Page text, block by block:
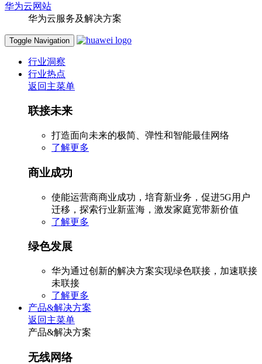
华为云网站
华为云服务及解决方案
Toggle Navigation
行业洞察
行业热点
返回主菜单
联接未来
打造面向未来的极简、弹性和智能最佳网络
了解更多
商业成功
使能运营商商业成功，培育新业务，促进5G用户
迁移，探索行业新蓝海，激发家庭宽带新价值
了解更多
绿色发展
华为通过创新的解决方案实现绿色联接，加速联接
未联接
了解更多
产品&解决方案
返回主菜单
产品&解决方案
无线网络